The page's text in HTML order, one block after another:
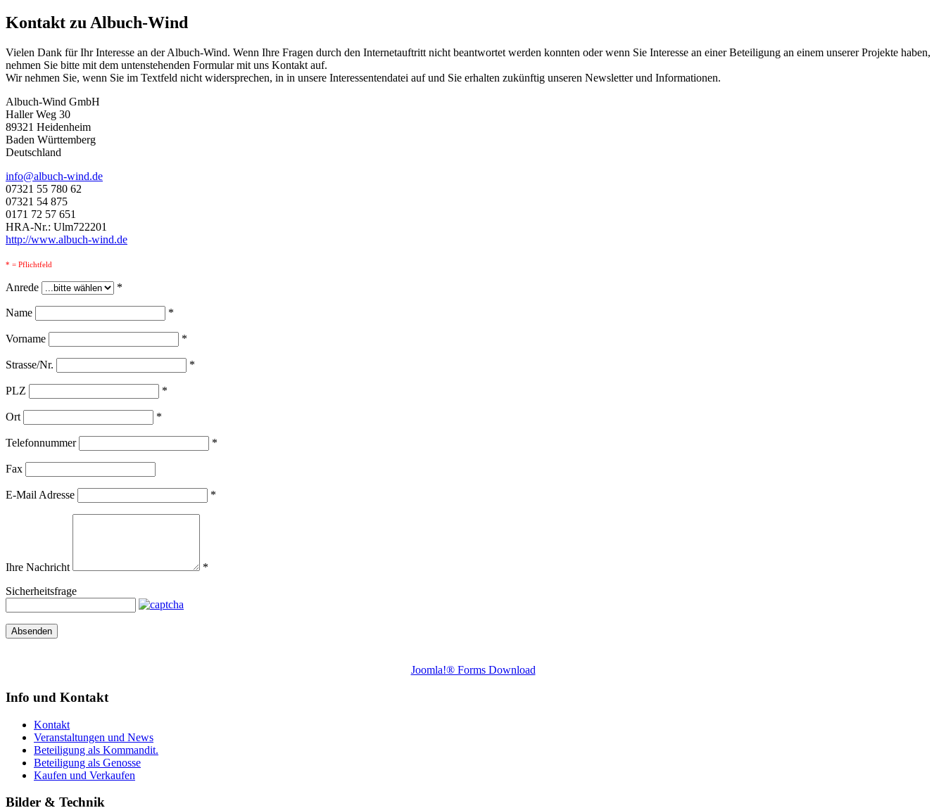
Kontakt zu Albuch-Wind
Vielen Dank für Ihr Interesse an der Albuch-Wind. Wenn Ihre Fragen durch den Internetauftritt nicht beantwortet werden konnten oder wenn Sie Interesse an einer Beteiligung an einem unserer Projekte haben,
nehmen Sie bitte mit dem untenstehenden Formular mit uns Kontakt auf.
Wir nehmen Sie, wenn Sie im Textfeld nicht widersprechen, in in unsere Interessentendatei auf und Sie erhalten zukünftig unseren Newsletter und Informationen.
Albuch-Wind GmbH
Haller Weg 30
89321 Heidenheim
Baden Württemberg
Deutschland
info@albuch-wind.de
07321 55 780 62
07321 54 875
0171 72 57 651
HRA-Nr.: Ulm722201
http://www.albuch-wind.de
* = Pflichtfeld
Anrede *
Name *
Vorname *
Strasse/Nr. *
PLZ *
Ort *
Telefonnummer *
Fax
E-Mail Adresse *
Ihre Nachricht
*
Sicherheitsfrage
Absenden
Joomla!® Forms Download
Info und Kontakt
Kontakt
Veranstaltungen und News
Beteiligung als Kommandit.
Beteiligung als Genosse
Kaufen und Verkaufen
Bilder & Technik